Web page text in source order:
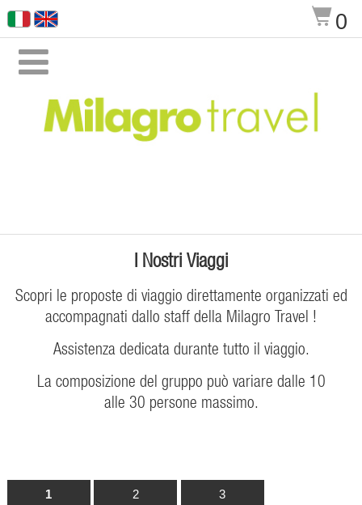
$0

I Nostri Viaggi
Scopri le proposte di viaggio direttamente organizzati ed
accompagnati dallo staff della Milagro Travel !
Assistenza dedicata durante tutto il viaggio.
La composizione del gruppo può variare dalle 10
alle 30 persone massimo.
1 2 3